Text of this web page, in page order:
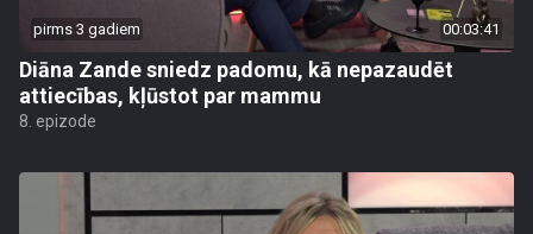
pirms 3 gadiem 00:03:41
Diāna Zande sniedz padomu, kā nepazaudēt
attiecības, kļūstot par mammu
8. epizode